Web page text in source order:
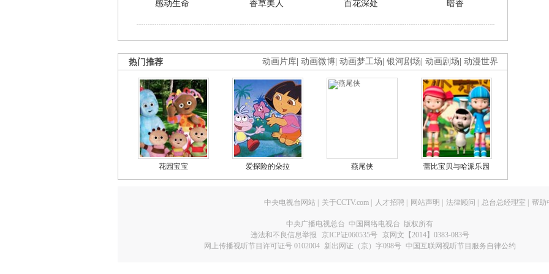
感动生命 香草美人 百花深处 暗香
动画片库 动画微博 动画梦工场 银河剧场 动画剧场 动漫世界
热门推荐
花园宝宝 爱探险的朵拉 燕尾侠 蕾比宝贝与哈派乐园
中央电视台网站 关于CCTV.com 人才招聘 网站声明 法律顾问 总台总经理室 帮助
中央广播电视总台 中国网络电视台 版权所有
违法和不良信息举报
京ICP证060535号
京网文【2014】0383-083号
网上传播视听节目许可证号 0102004 新出网证（京）字098号 中国互联网视听节目服务自律公约